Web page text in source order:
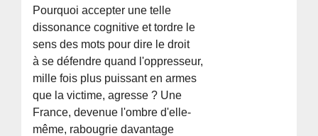
Pourquoi accepter une telle
dissonance cognitive et tordre le
sens des mots pour dire le droit
à se défendre quand l'oppresseur,
mille fois plus puissant en armes
que la victime, agresse ? Une
France, devenue l'ombre d'elle-
même, rabougrie davantage